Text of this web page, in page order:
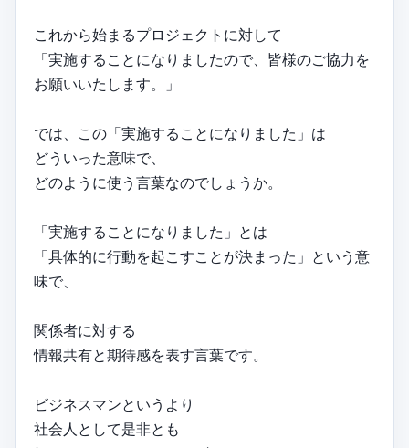
これから始まるプロジェクトに対して
「実施することになりましたので、皆様のご協力を
お願いいたします。」
では、この「実施することになりました」は
どういった意味で、
どのように使う言葉なのでしょうか。
「実施することになりました」とは
「具体的に行動を起こすことが決まった」という意
味で、
関係者に対する
情報共有と期待感を表す言葉です。
ビジネスマンというより
社会人として是非とも